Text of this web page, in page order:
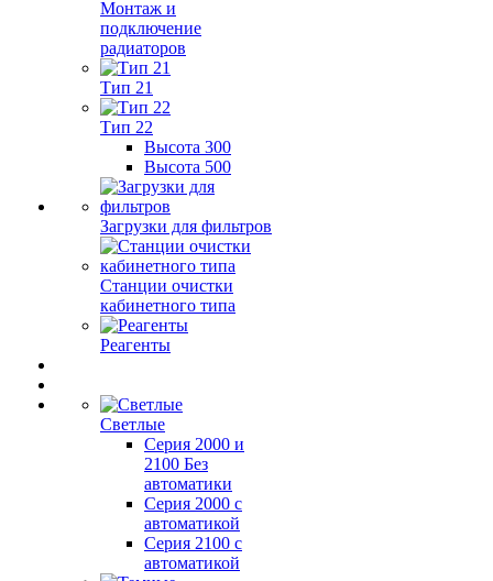
Монтаж и
подключение
радиаторов
Тип 21
Тип 22
Высота 300
Высота 500
Загрузки для фильтров
Станции очистки
кабинетного типа
Реагенты
Светлые
Серия 2000 и
2100 Без
автоматики
Серия 2000 с
автоматикой
Серия 2100 с
автоматикой